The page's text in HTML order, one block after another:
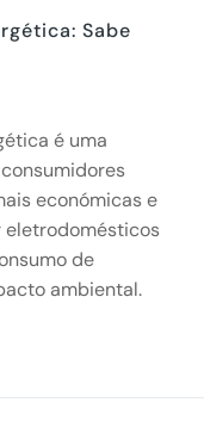
Sabe
é uma
económicas e
eletrodomésticos
de
ambiental.